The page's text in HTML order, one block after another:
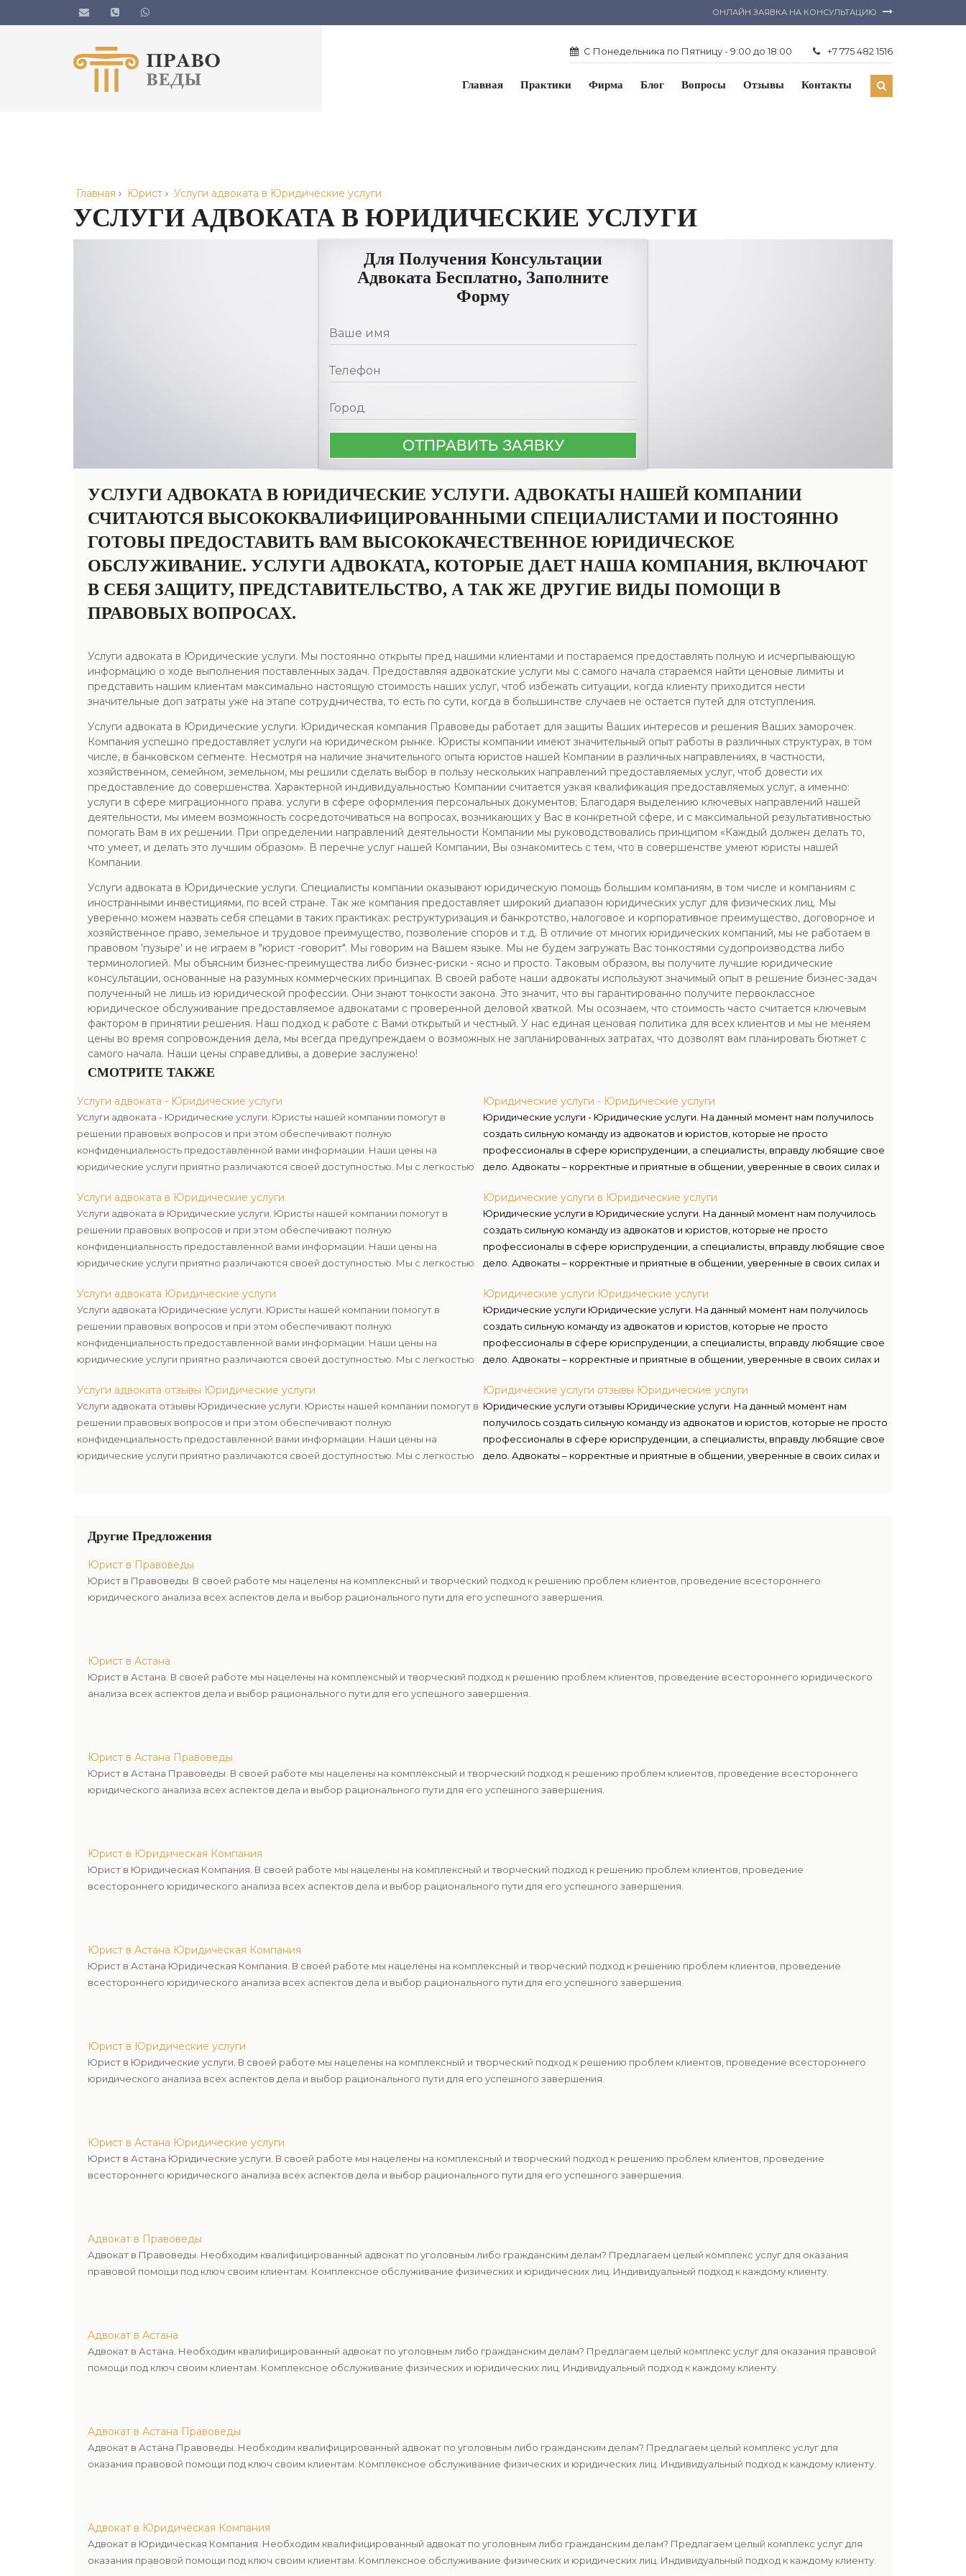
ОНЛАЙН ЗАЯВКА НА КОНСУЛЬТАЦИЮ
С Понедельника по Пятницу - 9:00 до 18:00 +7 775 482 1516
Главная Практики Фирма Блог Вопросы Отзывы Контакты
Главная › Юрист › Услуги адвоката в Юридические услуги
УСЛУГИ АДВОКАТА В ЮРИДИЧЕСКИЕ УСЛУГИ
Для Получения Консультации
Адвоката Бесплатно, Заполните
Форму
УСЛУГИ АДВОКАТА В ЮРИДИЧЕСКИЕ УСЛУГИ. АДВОКАТЫ НАШЕЙ КОМПАНИИ
СЧИТАЮТСЯ ВЫСОКОКВАЛИФИЦИРОВАННЫМИ СПЕЦИАЛИСТАМИ И ПОСТОЯННО
ГОТОВЫ ПРЕДОСТАВИТЬ ВАМ ВЫСОКОКАЧЕСТВЕННОЕ ЮРИДИЧЕСКОЕ
ОБСЛУЖИВАНИЕ. УСЛУГИ АДВОКАТА, КОТОРЫЕ ДАЕТ НАША КОМПАНИЯ, ВКЛЮЧАЮТ
В СЕБЯ ЗАЩИТУ, ПРЕДСТАВИТЕЛЬСТВО, А ТАК ЖЕ ДРУГИЕ ВИДЫ ПОМОЩИ В
ПРАВОВЫХ ВОПРОСАХ.
Услуги адвоката в Юридические услуги. Мы постоянно открыты пред нашими клиентами и постараемся предоставлять полную и исчерпывающую
информацию о ходе выполнения поставленных задач. Предоставляя адвокатские услуги мы с самого начала стараемся найти ценовые лимиты и
представить нашим клиентам максимально настоящую стоимость наших услуг, чтоб избежать ситуации, когда клиенту приходится нести
значительные доп затраты уже на этапе сотрудничества, то есть по сути, когда в большинстве случаев не остается путей для отступления.
Услуги адвоката в Юридические услуги. Юридическая компания Правоведы работает для защиты Ваших интересов и решения Ваших заморочек.
Компания успешно предоставляет услуги на юридическом рынке. Юристы компании имеют значительный опыт работы в различных структурах, в том
числе, в банковском сегменте. Несмотря на наличие значительного опыта юристов нашей Компании в различных направлениях, в частности,
хозяйственном, семейном, земельном, мы решили сделать выбор в пользу нескольких направлений предоставляемых услуг, чтоб довести их
предоставление до совершенства. Характерной индивидуальностью Компании считается узкая квалификация предоставляемых услуг, а именно:
услуги в сфере миграционного права. услуги в сфере оформления персональных документов; Благодаря выделению ключевых направлений нашей
деятельности, мы имеем возможность сосредоточиваться на вопросах, возникающих у Вас в конкретной сфере, и с максимальной результативностью
помогать Вам в их решении. При определении направлений деятельности Компании мы руководствовались принципом «Каждый должен делать то,
что умеет, и делать это лучшим образом». В перечне услуг нашей Компании, Вы ознакомитесь с тем, что в совершенстве умеют юристы нашей
Компании.
Услуги адвоката в Юридические услуги. Специалисты компании оказывают юридическую помощь большим компаниям, в том числе и компаниям с
иностранными инвестициями, по всей стране. Так же компания предоставляет широкий диапазон юридических услуг для физических лиц. Мы
уверенно можем назвать себя спецами в таких практиках: реструктуризация и банкротство, налоговое и корпоративное преимущество, договорное и
хозяйственное право, земельное и трудовое преимущество, позволение споров и т.д. В отличие от многих юридических компаний, мы не работаем в
правовом 'пузыре' и не играем в "юрист -говорит". Мы говорим на Вашем языке. Мы не будем загружать Вас тонкостями судопроизводства либо
терминологией. Мы объясним бизнес-преимущества либо бизнес-риски - ясно и просто. Таковым образом, вы получите лучшие юридические
консультации, основанные на разумных коммерческих принципах. В своей работе наши адвокаты используют значимый опыт в решение бизнес-задач
полученный не лишь из юридической профессии. Они знают тонкости закона. Это значит, что вы гарантированно получите первоклассное
юридическое обслуживание предоставляемое адвокатами с проверенной деловой хваткой. Мы осознаем, что стоимость часто считается ключевым
фактором в принятии решения. Наш подход к работе с Вами открытый и честный. У нас единая ценовая политика для всех клиентов и мы не меняем
цены во время сопровождения дела, мы всегда предупреждаем о возможных не запланированных затратах, что дозволят вам планировать бютжет с
самого начала. Наши цены справедливы, а доверие заслужено!
СМОТРИТЕ ТАКЖЕ
Услуги адвоката - Юридические услуги
Услуги адвоката - Юридические услуги. Юристы нашей компании помогут в
решении правовых вопросов и при этом обеспечивают полную
конфиденциальность предоставленной вами информации. Наши цены на
юридические услуги приятно различаются своей доступностью. Мы с легкостью
бюджет.
Услуги адвоката в Юридические услуги
Услуги адвоката в Юридические услуги. Юристы нашей компании помогут в
решении правовых вопросов и при этом обеспечивают полную
конфиденциальность предоставленной вами информации. Наши цены на
юридические услуги приятно различаются своей доступностью. Мы с легкостью
бюджет.
Услуги адвоката Юридические услуги
Услуги адвоката Юридические услуги. Юристы нашей компании помогут в
решении правовых вопросов и при этом обеспечивают полную
конфиденциальность предоставленной вами информации. Наши цены на
юридические услуги приятно различаются своей доступностью. Мы с легкостью
бюджет.
Услуги адвоката отзывы Юридические услуги
Услуги адвоката отзывы Юридические услуги. Юристы нашей компании помогут в
решении правовых вопросов и при этом обеспечивают полную
конфиденциальность предоставленной вами информации. Наши цены на
юридические услуги приятно различаются своей доступностью. Мы с легкостью
Юридические услуги - Юридические услуги
Юридические услуги - Юридические услуги. На данный момент нам получилось
создать сильную команду из адвокатов и юристов, которые не просто
профессионалы в сфере юриспруденции, а специалисты, вправду любящие свое
дело. Адвокаты – корректные и приятные в общении, уверенные в своих силах и
решения и воплощать их, а в сложных случаях – готовы держать удар.
Юридические услуги в Юридические услуги
Юридические услуги в Юридические услуги. На данный момент нам получилось
создать сильную команду из адвокатов и юристов, которые не просто
профессионалы в сфере юриспруденции, а специалисты, вправду любящие свое
дело. Адвокаты – корректные и приятные в общении, уверенные в своих силах и
решения и воплощать их, а в сложных случаях – готовы держать удар.
Юридические услуги Юридические услуги
Юридические услуги Юридические услуги. На данный момент нам получилось
создать сильную команду из адвокатов и юристов, которые не просто
профессионалы в сфере юриспруденции, а специалисты, вправду любящие свое
дело. Адвокаты – корректные и приятные в общении, уверенные в своих силах и
решения и воплощать их, а в сложных случаях – готовы держать удар.
Юридические услуги отзывы Юридические услуги
Юридические услуги отзывы Юридические услуги. На данный момент нам
получилось создать сильную команду из адвокатов и юристов, которые не просто
профессионалы в сфере юриспруденции, а специалисты, вправду любящие свое
дело. Адвокаты – корректные и приятные в общении, уверенные в своих силах и
Другие Предложения
Юрист в Правоведы
Юрист в Правоведы. В своей работе мы нацелены на комплексный и творческий подход к решению проблем клиентов, проведение всестороннего
юридического анализа всех аспектов дела и выбор рационального пути для его успешного завершения.
Юрист в Астана
Юрист в Астана. В своей работе мы нацелены на комплексный и творческий подход к решению проблем клиентов, проведение всестороннего юридического
анализа всех аспектов дела и выбор рационального пути для его успешного завершения.
Юрист в Астана Правоведы
Юрист в Астана Правоведы. В своей работе мы нацелены на комплексный и творческий подход к решению проблем клиентов, проведение всестороннего
юридического анализа всех аспектов дела и выбор рационального пути для его успешного завершения.
Юрист в Юридическая Компания
Юрист в Юридическая Компания. В своей работе мы нацелены на комплексный и творческий подход к решению проблем клиентов, проведение
всестороннего юридического анализа всех аспектов дела и выбор рационального пути для его успешного завершения.
Юрист в Астана Юридическая Компания
Юрист в Астана Юридическая Компания. В своей работе мы нацелены на комплексный и творческий подход к решению проблем клиентов, проведение
всестороннего юридического анализа всех аспектов дела и выбор рационального пути для его успешного завершения.
Юрист в Юридические услуги
Юрист в Юридические услуги. В своей работе мы нацелены на комплексный и творческий подход к решению проблем клиентов, проведение всестороннего
юридического анализа всех аспектов дела и выбор рационального пути для его успешного завершения.
Юрист в Астана Юридические услуги
Юрист в Астана Юридические услуги. В своей работе мы нацелены на комплексный и творческий подход к решению проблем клиентов, проведение
всестороннего юридического анализа всех аспектов дела и выбор рационального пути для его успешного завершения.
Адвокат в Правоведы
Адвокат в Правоведы. Необходим квалифицированный адвокат по уголовным либо гражданским делам? Предлагаем целый комплекс услуг для оказания
правовой помощи под ключ своим клиентам. Комплексное обслуживание физических и юридических лиц. Индивидуальный подход к каждому клиенту.
Адвокат в Астана
Адвокат в Астана. Необходим квалифицированный адвокат по уголовным либо гражданским делам? Предлагаем целый комплекс услуг для оказания правовой
помощи под ключ своим клиентам. Комплексное обслуживание физических и юридических лиц. Индивидуальный подход к каждому клиенту.
Адвокат в Астана Правоведы
Адвокат в Астана Правоведы. Необходим квалифицированный адвокат по уголовным либо гражданским делам? Предлагаем целый комплекс услуг для
оказания правовой помощи под ключ своим клиентам. Комплексное обслуживание физических и юридических лиц. Индивидуальный подход к каждому клиенту.
Адвокат в Юридическая Компания
Адвокат в Юридическая Компания. Необходим квалифицированный адвокат по уголовным либо гражданским делам? Предлагаем целый комплекс услуг для
оказания правовой помощи под ключ своим клиентам. Комплексное обслуживание физических и юридических лиц. Индивидуальный подход к каждому клиенту.